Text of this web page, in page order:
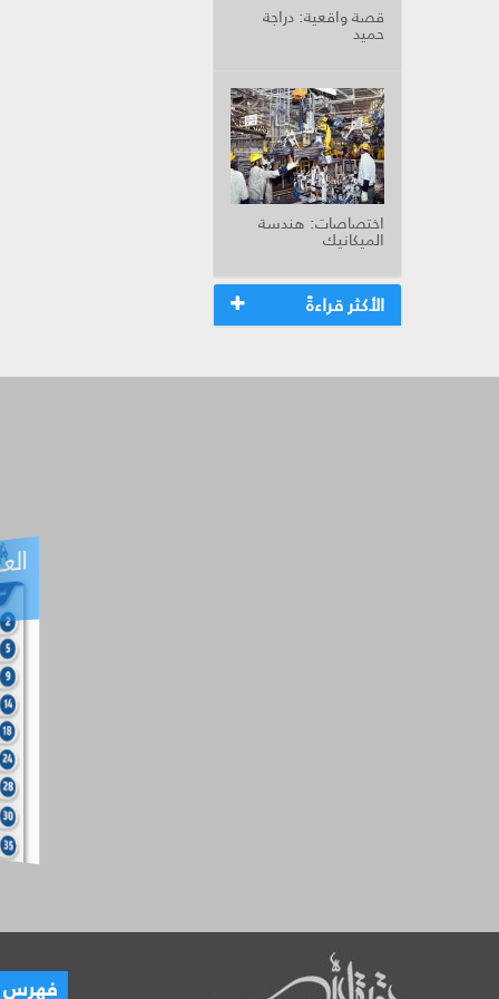
قصة واقعية: دراجة
حميد
اختصاصات: هندسة
الميكانيك
الأكثر قراءةً
فهرس